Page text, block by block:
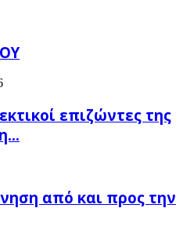
επιζώντες της
από και προς την